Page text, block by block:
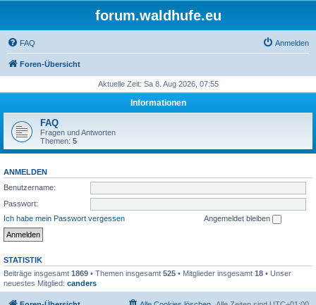
forum.waldhufe.eu
FAQ Anmelden
Foren-Übersicht
Aktuelle Zeit: Sa 8. Aug 2026, 07:55
Informationen
FAQ
Fragen und Antworten
Themen: 5
ANMELDEN
Benutzername:
Passwort:
Ich habe mein Passwort vergessen
Angemeldet bleiben
STATISTIK
Beiträge insgesamt 1869 • Themen insgesamt 525 • Mitglieder insgesamt 18 • Unser
neuestes Mitglied: canders